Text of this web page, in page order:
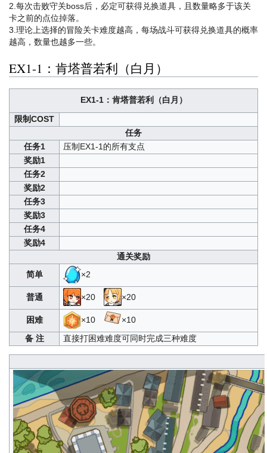
2.每次击败守关boss后，必定可获得兑换道具，且数量略多于该关
卡之前的点位掉落。
3.理论上选择的冒险关卡难度越高，每场战斗可获得兑换道具的概率
越高，数量也越多一些。
EX1-1：肯塔普若利（白月）
EX1-1：肯塔普若利（白月）
限制COST
任务
任务1
压制EX1-1的所有支点
奖励1
任务2
奖励2
任务3
奖励3
任务4
奖励4
通关奖励
简单
×2
普通 ×20 ×20
困难 ×10
×10
备 注
直接打困难难度可同时完成三种难度